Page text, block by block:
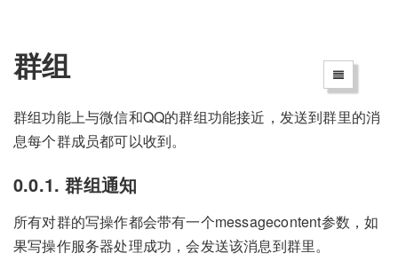
群组
群组功能上与微信和QQ的群组功能接近，发送到群里的消
息每个群成员都可以收到。
0.0.1. 群组通知
所有对群的写操作都会带有一个messagecontent参数，如
果写操作服务器处理成功，会发送该消息到群里。